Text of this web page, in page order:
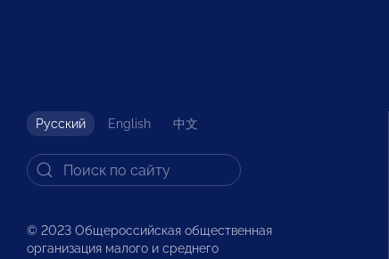
Русский English 中文
© 2023 Общероссийская общественная
организация малого и среднего